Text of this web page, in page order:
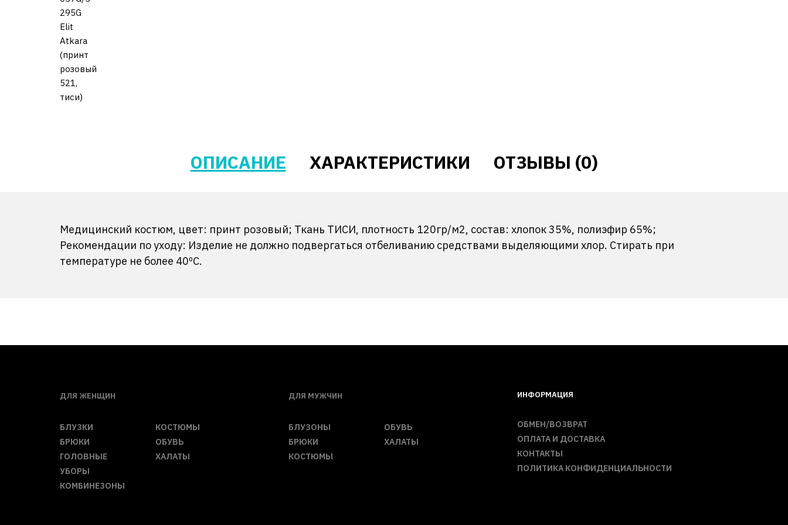
ОПИСАНИЕ ХАРАКТЕРИСТИКИ ОТЗЫВЫ (0)
Медицинский костюм, цвет: принт розовый; Ткань ТИСИ, плотность 120гр/м2, состав: хлопок 35%, полиэфир 65%;
Рекомендации по уходу: Изделие не должно подвергаться отбеливанию средствами выделяющими хлор. Стирать при
температуре не более 40ºС.
ДЛЯ ЖЕНЩИН
БЛУЗКИ
БРЮКИ
ГОЛОВНЫЕ
УБОРЫ
КОМБИНЕЗОНЫ
КОСТЮМЫ
ОБУВЬ
ХАЛАТЫ
ДЛЯ МУЖЧИН
БЛУЗОНЫ
БРЮКИ
КОСТЮМЫ
ОБУВЬ
ХАЛАТЫ
ИНФОРМАЦИЯ
ОБМЕН/ВОЗВРАТ
ОПЛАТА И ДОСТАВКА
КОНТАКТЫ
ПОЛИТИКА КОНФИДЕНЦИАЛЬНОСТИ